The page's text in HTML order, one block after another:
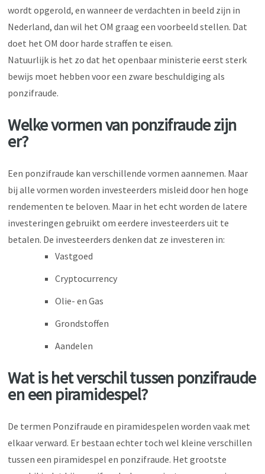
wordt opgerold, en wanneer de verdachten in beeld zijn in
Nederland, dan wil het OM graag een voorbeeld stellen. Dat
doet het OM door harde straffen te eisen.
Natuurlijk is het zo dat het openbaar ministerie eerst sterk
bewijs moet hebben voor een zware beschuldiging als
ponzifraude.
Welke vormen van ponzifraude zijn
er?
Een ponzifraude kan verschillende vormen aannemen. Maar
bij alle vormen worden investeerders misleid door hen hoge
rendementen te beloven. Maar in het echt worden de latere
investeringen gebruikt om eerdere investeerders uit te
betalen. De investeerders denken dat ze investeren in:
Vastgoed
Cryptocurrency
Olie- en Gas
Grondstoffen
Aandelen
Wat is het verschil tussen ponzifraude
en een piramidespel?
De termen Ponzifraude en piramidespelen worden vaak met
elkaar verward. Er bestaan echter toch wel kleine verschillen
tussen een piramidespel en ponzifraude. Het grootste